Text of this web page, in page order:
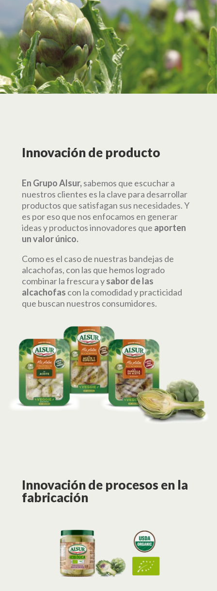
Innovación de producto
En Grupo Alsur,sabemos que escuchar a
nuestros clientes es la clave para desarrollar
productos que satisfagan sus necesidades. Y
es por eso que nos enfocamos en generar
ideas y productos innovadores que aporten
un valor único.
Como es el caso de nuestras bandejas de
alcachofas, con las que hemos logrado
combinar la frescura ysabor de las
alcachofas con la comodidad y practicidad
que buscan nuestros consumidores.
Innovación de procesos en la
fabricación